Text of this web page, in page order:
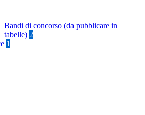
Bandi di concorso (da pubblicare in
tabelle) 2
1